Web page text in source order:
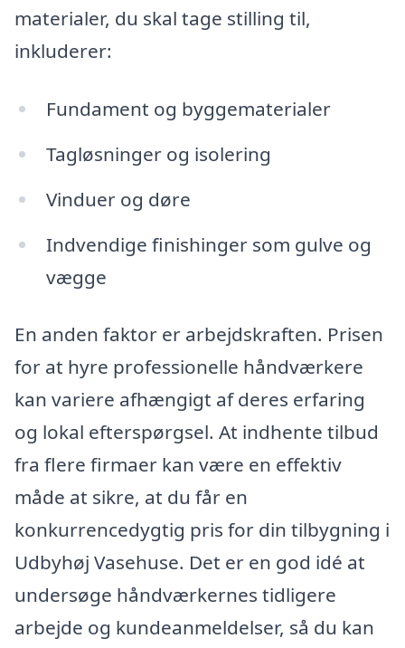
materialer, du skal tage stilling til,
inkluderer:
Fundament og byggematerialer
Tagløsninger og isolering
Vinduer og døre
Indvendige finishinger som gulve og
vægge
En anden faktor er arbejdskraften. Prisen
for at hyre professionelle håndværkere
kan variere afhængigt af deres erfaring
og lokal efterspørgsel. At indhente tilbud
fra flere firmaer kan være en effektiv
måde at sikre, at du får en
konkurrencedygtig pris for din tilbygning i
Udbyhøj Vasehuse. Det er en god idé at
undersøge håndværkernes tidligere
arbejde og kundeanmeldelser, så du kan